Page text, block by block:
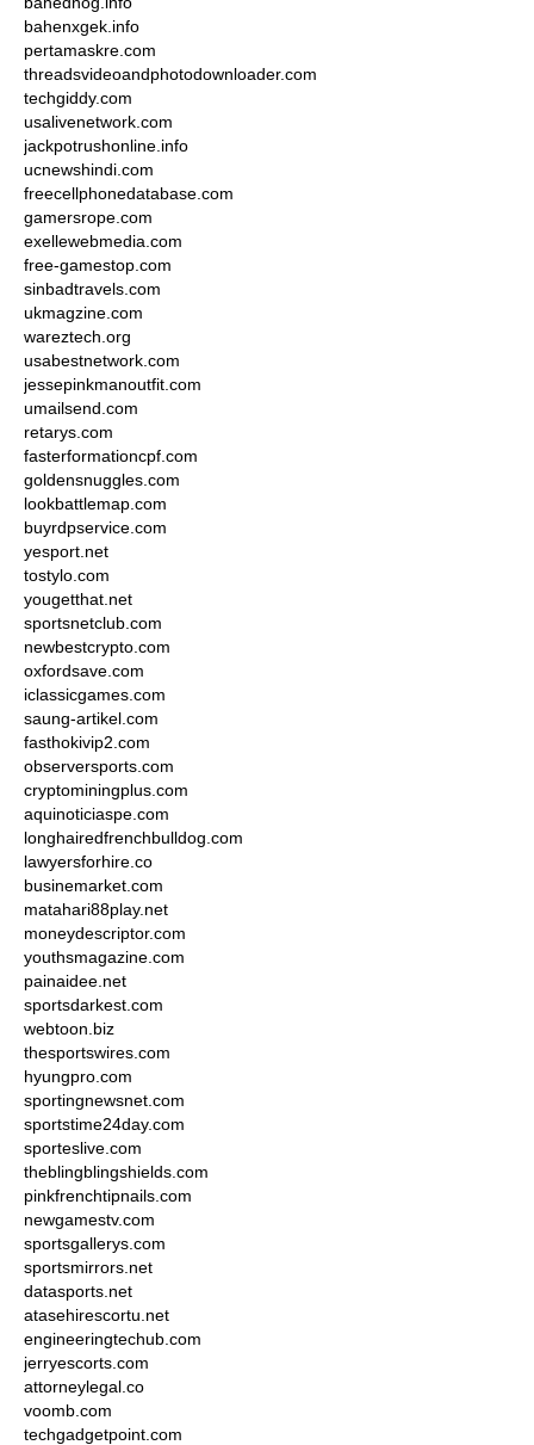
bahenxgek.info
pertamaskre.com
threadsvideoandphotodownloader.com
techgiddy.com
usalivenetwork.com
jackpotrushonline.info
ucnewshindi.com
freecellphonedatabase.com
gamersrope.com
exellewebmedia.com
free-gamestop.com
sinbadtravels.com
ukmagzine.com
wareztech.org
usabestnetwork.com
jessepinkmanoutfit.com
umailsend.com
retarys.com
fasterformationcpf.com
goldensnuggles.com
lookbattlemap.com
buyrdpservice.com
yesport.net
tostylo.com
yougetthat.net
sportsnetclub.com
newbestcrypto.com
oxfordsave.com
iclassicgames.com
saung-artikel.com
fasthokivip2.com
observersports.com
cryptominingplus.com
aquinoticiaspe.com
longhairedfrenchbulldog.com
lawyersforhire.co
businemarket.com
matahari88play.net
moneydescriptor.com
youthsmagazine.com
painaidee.net
sportsdarkest.com
webtoon.biz
thesportswires.com
hyungpro.com
sportingnewsnet.com
sportstime24day.com
sporteslive.com
theblingblingshields.com
pinkfrenchtipnails.com
newgamestv.com
sportsgallerys.com
sportsmirrors.net
datasports.net
atasehirescortu.net
engineeringtechub.com
jerryescorts.com
attorneylegal.co
voomb.com
techgadgetpoint.com